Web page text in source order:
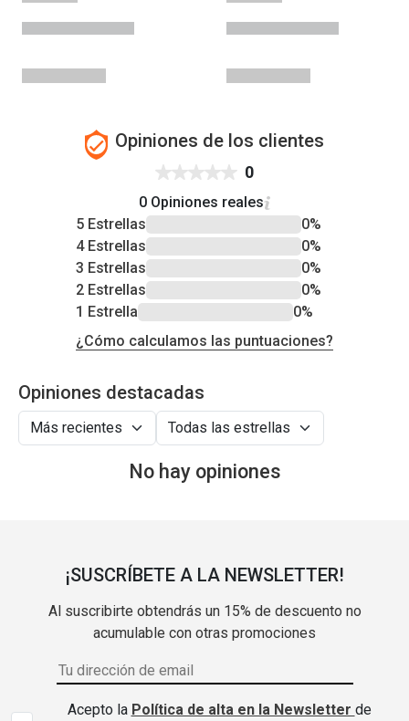
Opiniones de los clientes
0
0 Opiniones reales
5 Estrellas
0%
4 Estrellas
0%
3 Estrellas
0%
2 Estrellas
0%
1 Estrella
0%
¿Cómo calculamos las puntuaciones?
Opiniones destacadas
No hay opiniones
¡SUSCRÍBETE A LA NEWSLETTER!
Al suscribirte obtendrás un 15% de descuento no
acumulable con otras promociones
Acepto la Política de alta en la Newsletter de